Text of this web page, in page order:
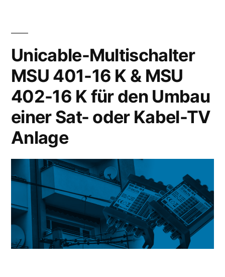
Unicable-Multischalter
MSU 401-16 K & MSU
402-16 K für den Umbau
einer Sat- oder Kabel-TV
Anlage